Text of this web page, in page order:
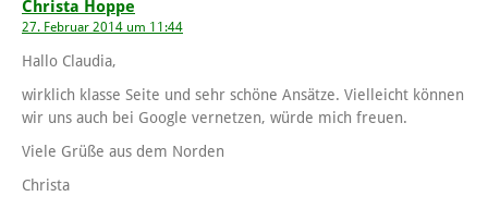
Christa Hoppe
27. Februar 2014 um 11:44
Hallo Claudia,
wirklich klasse Seite und sehr schöne Ansätze. Vielleicht können
wir uns auch bei Google vernetzen, würde mich freuen.
Viele Grüße aus dem Norden
Christa